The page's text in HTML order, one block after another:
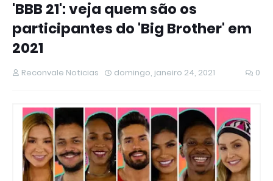
'BBB 21': veja quem são os
participantes do 'Big Brother' em
2021
Reconvale Noticias domingo, janeiro 24, 2021 0